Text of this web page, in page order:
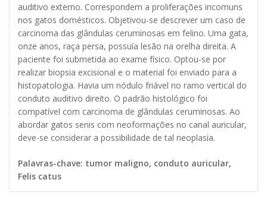
auditivo externo. Correspondem a proliferações incomuns
nos gatos domésticos. Objetivou-se descrever um caso de
carcinoma das glândulas ceruminosas em felino. Uma gata,
onze anos, raça persa, possuía lesão na orelha direita. A
paciente foi submetida ao exame físico. Optou-se por
realizar biopsia excisional e o material foi enviado para a
histopatologia. Havia um nódulo friável no ramo vertical do
conduto auditivo direito. O padrão histológico foi
compatível com carcinoma de glândulas ceruminosas. Ao
abordar gatos senis com neoformações no canal auricular,
deve-se considerar a possibilidade de tal neoplasia.
Palavras-chave: tumor maligno, conduto auricular,
Felis catus